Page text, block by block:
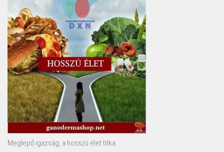
Meglepő igazság, a hosszú élet titka